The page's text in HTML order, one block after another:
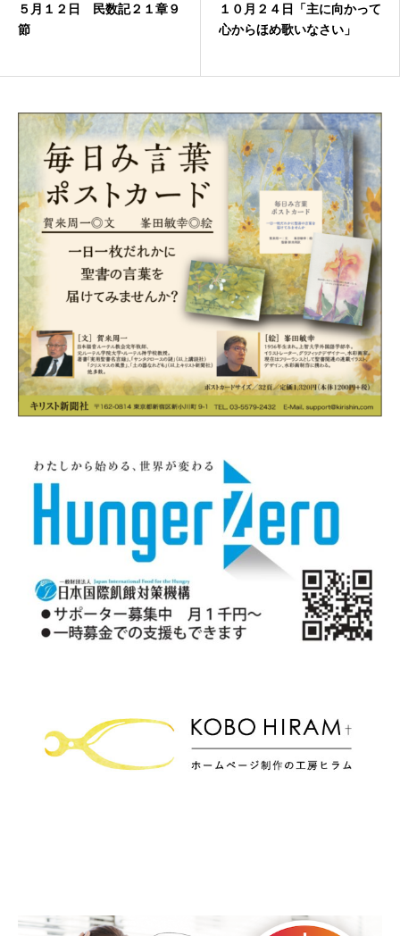
５月１２日 民数記２１章９
節
１０月２４日「主に向かって
心からほめ歌いなさい」